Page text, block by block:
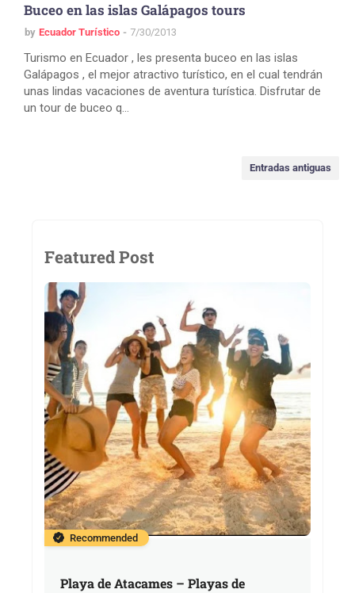
Buceo en las islas Galápagos tours
by Ecuador Turístico 7/30/2013
Turismo en Ecuador , les presenta buceo en las islas
Galápagos , el mejor atractivo turístico, en el cual tendrán
unas lindas vacaciones de aventura turística. Disfrutar de
un tour de buceo q…
Entradas antiguas
Featured Post
Recommended
Playa de Atacames – Playas de